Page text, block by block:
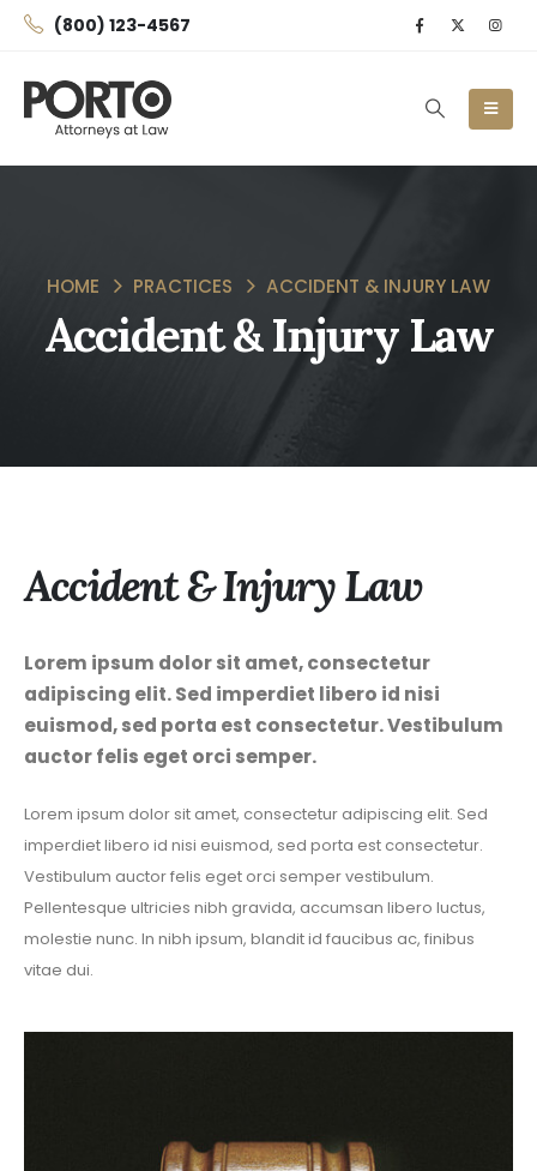
(800) 123-4567
HOME PRACTICES ACCIDENT & INJURY LAW
Accident & Injury Law
Accident & Injury Law
Lorem ipsum dolor sit amet, consectetur
adipiscing elit. Sed imperdiet libero id nisi
euismod, sed porta est consectetur. Vestibulum
auctor felis eget orci semper.
Lorem ipsum dolor sit amet, consectetur adipiscing elit. Sed
imperdiet libero id nisi euismod, sed porta est consectetur.
Vestibulum auctor felis eget orci semper vestibulum.
Pellentesque ultricies nibh gravida, accumsan libero luctus,
molestie nunc. In nibh ipsum, blandit id faucibus ac, finibus
vitae dui.